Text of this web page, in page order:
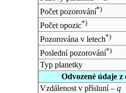
Počet pozorování*)
Počet opozic*)
Pozorována v letech*)
Poslední pozorování*)
Typ planetky
Odvozené údaje
Vzdálenost v přísluní – q